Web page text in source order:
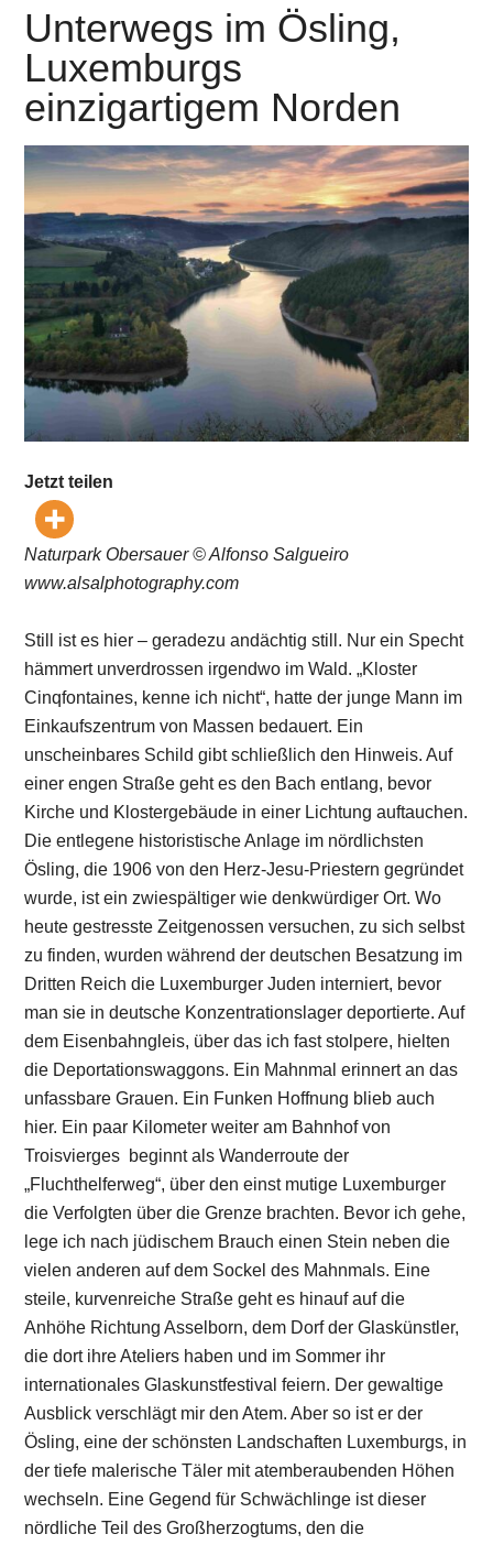
Unterwegs im Ösling,
Luxemburgs
einzigartigem Norden
Jetzt teilen
Naturpark Obersauer © Alfonso Salgueiro
www.alsalphotography.com
Still ist es hier – geradezu andächtig still. Nur ein Specht
hämmert unverdrossen irgendwo im Wald. „Kloster
Cinqfontaines, kenne ich nicht“, hatte der junge Mann im
Einkaufszentrum von Massen bedauert. Ein
unscheinbares Schild gibt schließlich den Hinweis. Auf
einer engen Straße geht es den Bach entlang, bevor
Kirche und Klostergebäude in einer Lichtung auftauchen.
Die entlegene historistische Anlage im nördlichsten
Ösling, die 1906 von den Herz-Jesu-Priestern gegründet
wurde, ist ein zwiespältiger wie denkwürdiger Ort. Wo
heute gestresste Zeitgenossen versuchen, zu sich selbst
zu finden, wurden während der deutschen Besatzung im
Dritten Reich die Luxemburger Juden interniert, bevor
man sie in deutsche Konzentrationslager deportierte. Auf
dem Eisenbahngleis, über das ich fast stolpere, hielten
die Deportationswaggons. Ein Mahnmal erinnert an das
unfassbare Grauen. Ein Funken Hoffnung blieb auch
hier. Ein paar Kilometer weiter am Bahnhof von
Troisvierges beginnt als Wanderroute der
„Fluchthelferweg“, über den einst mutige Luxemburger
die Verfolgten über die Grenze brachten. Bevor ich gehe,
lege ich nach jüdischem Brauch einen Stein neben die
vielen anderen auf dem Sockel des Mahnmals. Eine
steile, kurvenreiche Straße geht es hinauf auf die
Anhöhe Richtung Asselborn, dem Dorf der Glaskünstler,
die dort ihre Ateliers haben und im Sommer ihr
internationales Glaskunstfestival feiern. Der gewaltige
Ausblick verschlägt mir den Atem. Aber so ist er der
Ösling, eine der schönsten Landschaften Luxemburgs, in
der tiefe malerische Täler mit atemberaubenden Höhen
wechseln. Eine Gegend für Schwächlinge ist dieser
nördliche Teil des Großherzogtums, den die